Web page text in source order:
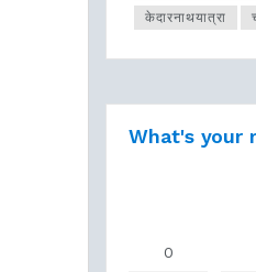
केदारनाथयात्रा
What's your
0